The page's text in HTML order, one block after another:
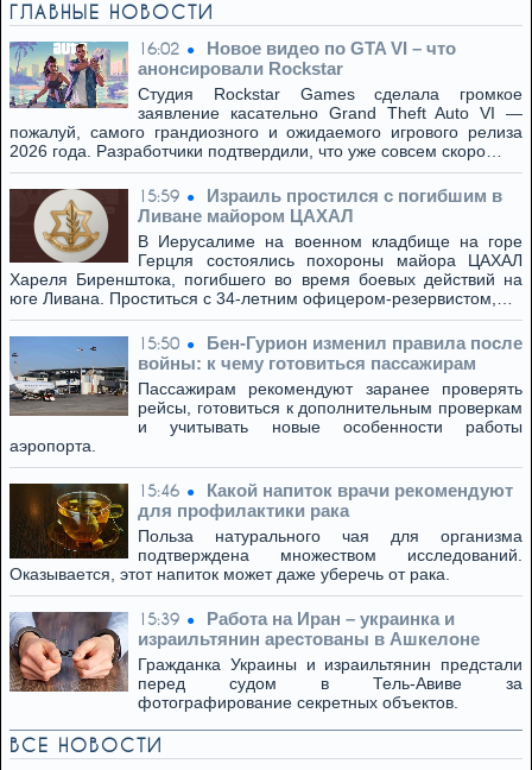
ГЛАВНЫЕ НОВОСТИ
16:02
Новое видео по GTA VI – что
анонсировали Rockstar
Студия Rockstar Games сделала громкое
заявление касательно Grand Theft Auto VI —
пожалуй, самого грандиозного и ожидаемого игрового релиза
2026 года. Разработчики подтвердили, что уже совсем скоро…
15:59
Израиль простился с погибшим в
Ливане майором ЦАХАЛ
В Иерусалиме на военном кладбище на горе
Герцля состоялись похороны майора ЦАХАЛ
Хареля Биренштока, погибшего во время боевых действий на
юге Ливана. Проститься с 34-летним офицером-резервистом,…
15:50
Бен-Гурион изменил правила после
войны: к чему готовиться пассажирам
Пассажирам рекомендуют заранее проверять
рейсы, готовиться к дополнительным проверкам
и учитывать новые особенности работы
аэропорта.
15:46
Какой напиток врачи рекомендуют
для профилактики рака
Польза натурального чая для организма
подтверждена множеством исследований.
Оказывается, этот напиток может даже уберечь от рака.
15:39
Работа на Иран – украинка и
израильтянин арестованы в Ашкелоне
Гражданка Украины и израильтянин предстали
перед судом в Тель-Авиве за
фотографирование секретных объектов.
ВСЕ НОВОСТИ